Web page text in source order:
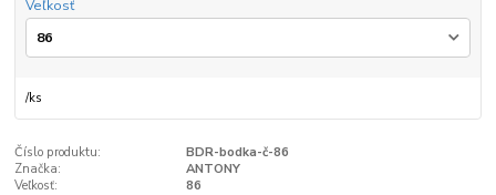
Veľkosť
/ks
Číslo produktu:
BDR-bodka-č-86
Značka:
ANTONY
Veľkosť:
86